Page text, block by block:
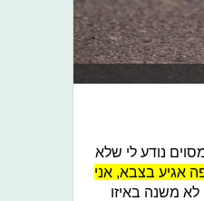
נודע לי שלא
אגיע בצבא, אני
משנה באיזו